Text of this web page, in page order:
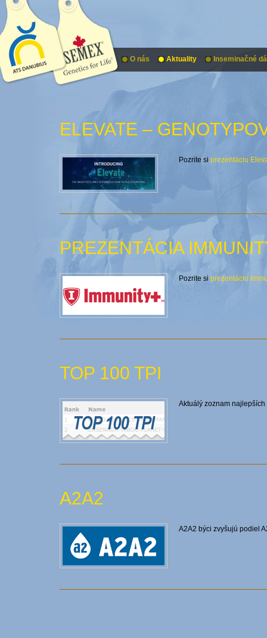
O nás Aktuality Inseminačné
ELEVATE –
Pozrite si prezentáciu
PREZENTÁCIA
Pozrite si prezentáciu
TOP 100 TPI
Aktuálý zoznam
A2A2
A2A2 býci zvyšujú podiel